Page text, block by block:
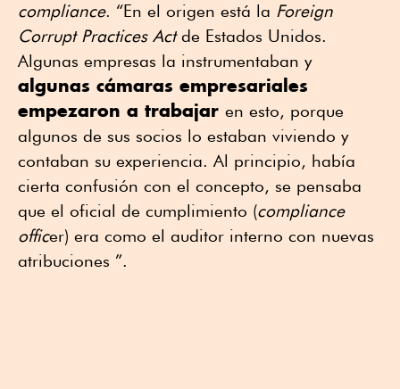
compliance. “En el origen está la Foreign
Corrupt Practices Actde Estados Unidos.
Algunas empresas la instrumentaban y
algunas cámaras empresariales
empezaron a trabajar en esto, porque
algunos de sus socios lo estaban viviendo y
contaban su experiencia. Al principio, había
cierta confusión con el concepto, se pensaba
que el oficial de cumplimiento (compliance
officer) era como el auditor interno con nuevas
atribuciones ”.